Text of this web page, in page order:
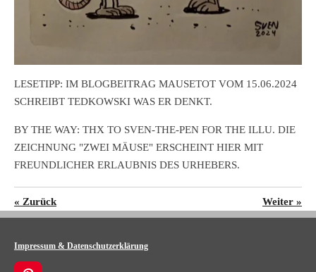
LESETIPP: IM BLOGBEITRAG MAUSETOT VOM 15.06.2024
SCHREIBT TEDKOWSKI WAS ER DENKT.
BY THE WAY: THX TO SVEN-THE-PEN FOR THE ILLU. DIE
ZEICHNUNG "ZWEI MÄUSE" ERSCHEINT HIER MIT
FREUNDLICHER ERLAUBNIS DES URHEBERS.
« Zurück Weiter »
Impressum & Datenschutzerklärung